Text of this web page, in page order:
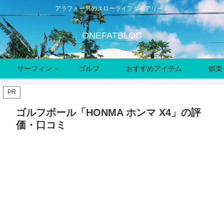
アラフォー男のスローライフダイアリー！
ONEFATBLOG
サーフィン ゴルフ おすすめアイテム 娯
PR
ゴルフボール「HONMA ホンマ X4」の評
価・口コミ